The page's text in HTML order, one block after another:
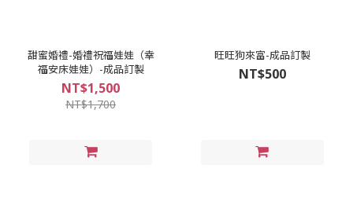
甜蜜婚禮-婚禮祝福娃娃（幸
福安床娃娃）-成品訂製
NT$1,500
NT$1,700
旺旺狗來富-成品訂製
NT$500